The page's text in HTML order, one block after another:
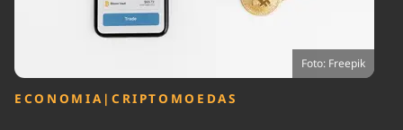
Foto: Freepik
ECONOMIA | CRIPTOMOEDAS